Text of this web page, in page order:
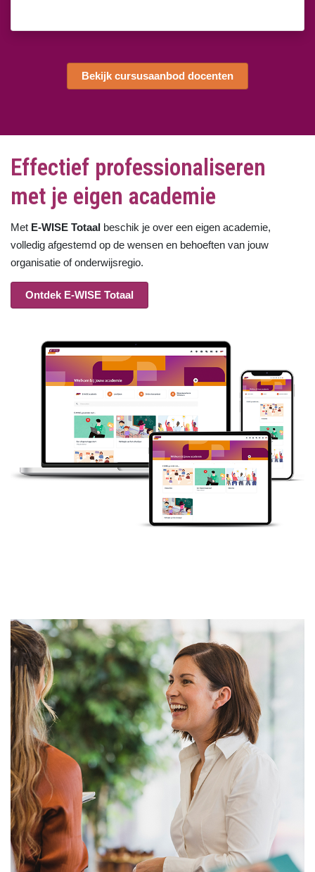
Bekijk cursusaanbod docenten
Effectief professionaliseren
met je eigen academie
Met E-WISE Totaal beschik je over een eigen academie,
volledig afgestemd op de wensen en behoeften van jouw
organisatie of onderwijsregio.
Ontdek E-WISE Totaal